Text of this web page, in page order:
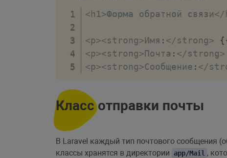
<div class = "form-
<textarea class=
<button type
< /form>
@endsection
<h1>Форма обратной связи</
<p><strong>Имя : </strong> {
<p><strong>Почта : </strong>
<p><strong>Сообщение : </
Класс отправки почты
В Laravel каждый тип почтового сообщения
классы хранятся в директории app/Mail ,